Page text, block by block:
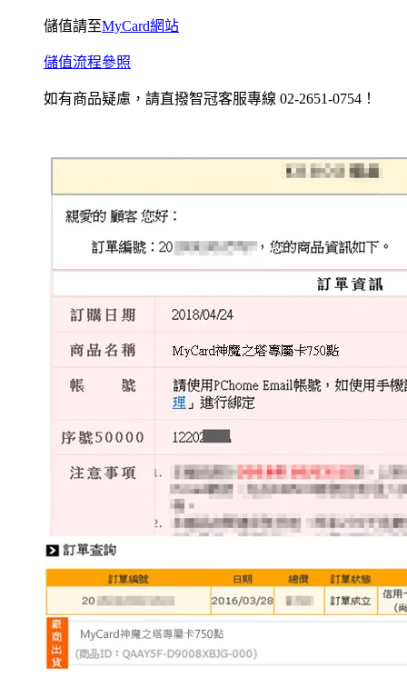
儲值請至MyCard網站
儲值流程參照
如有商品疑慮，請直撥智冠客服專線 02-2651-0754！